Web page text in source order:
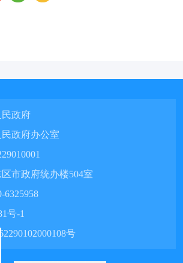
政府
政府办公室
市政府统办楼504室
6325958
号-1
号